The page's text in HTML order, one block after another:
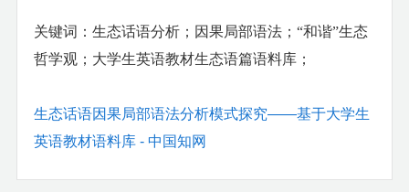
关键词： 生态话语分析；因果局部语法；“和谐”生态
哲学观；大学生英语教材生态语篇语料库；
生态话语因果局部语法分析模式探究——基于大学生
英语教材语料库 - 中国知网